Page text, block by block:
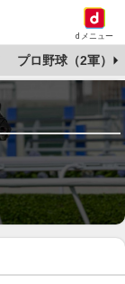
dメニュー
プロ野球（2軍）